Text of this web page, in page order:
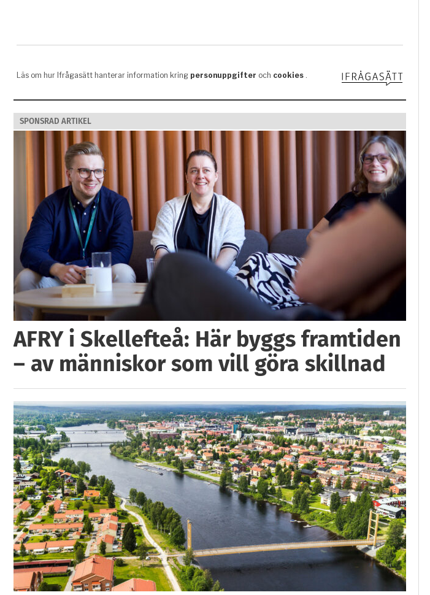
SPONSRAD ARTIKEL
AFRY i Skellefteå: Här byggs framtiden
– av människor som vill göra skillnad